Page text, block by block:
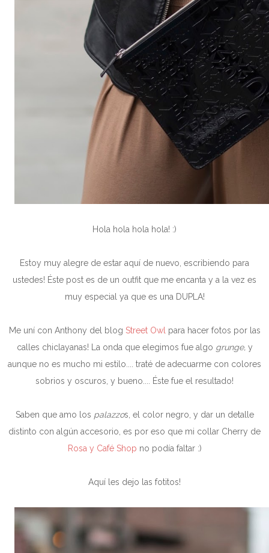
Hola hola hola hola! :)
Estoy muy alegre de estar aquí de nuevo, escribiendo para
ustedes! Éste post es de un outfit que me encanta y a la vez es
muy especial ya que es una DUPLA!
Me uní con Anthony del blog Street Owl para hacer fotos por las
calles chiclayanas! La onda que elegimos fue algo grunge, y
aunque no es mucho mi estilo.... traté de adecuarme con colores
sobrios y oscuros, y bueno.... Éste fue el resultado!
Saben que amo los palazzos, el color negro, y dar un detalle
distinto con algún accesorio, es por eso que mi collar Cherry de
Rosa y Café Shop no podía faltar :)
Aquí les dejo las fotitos!